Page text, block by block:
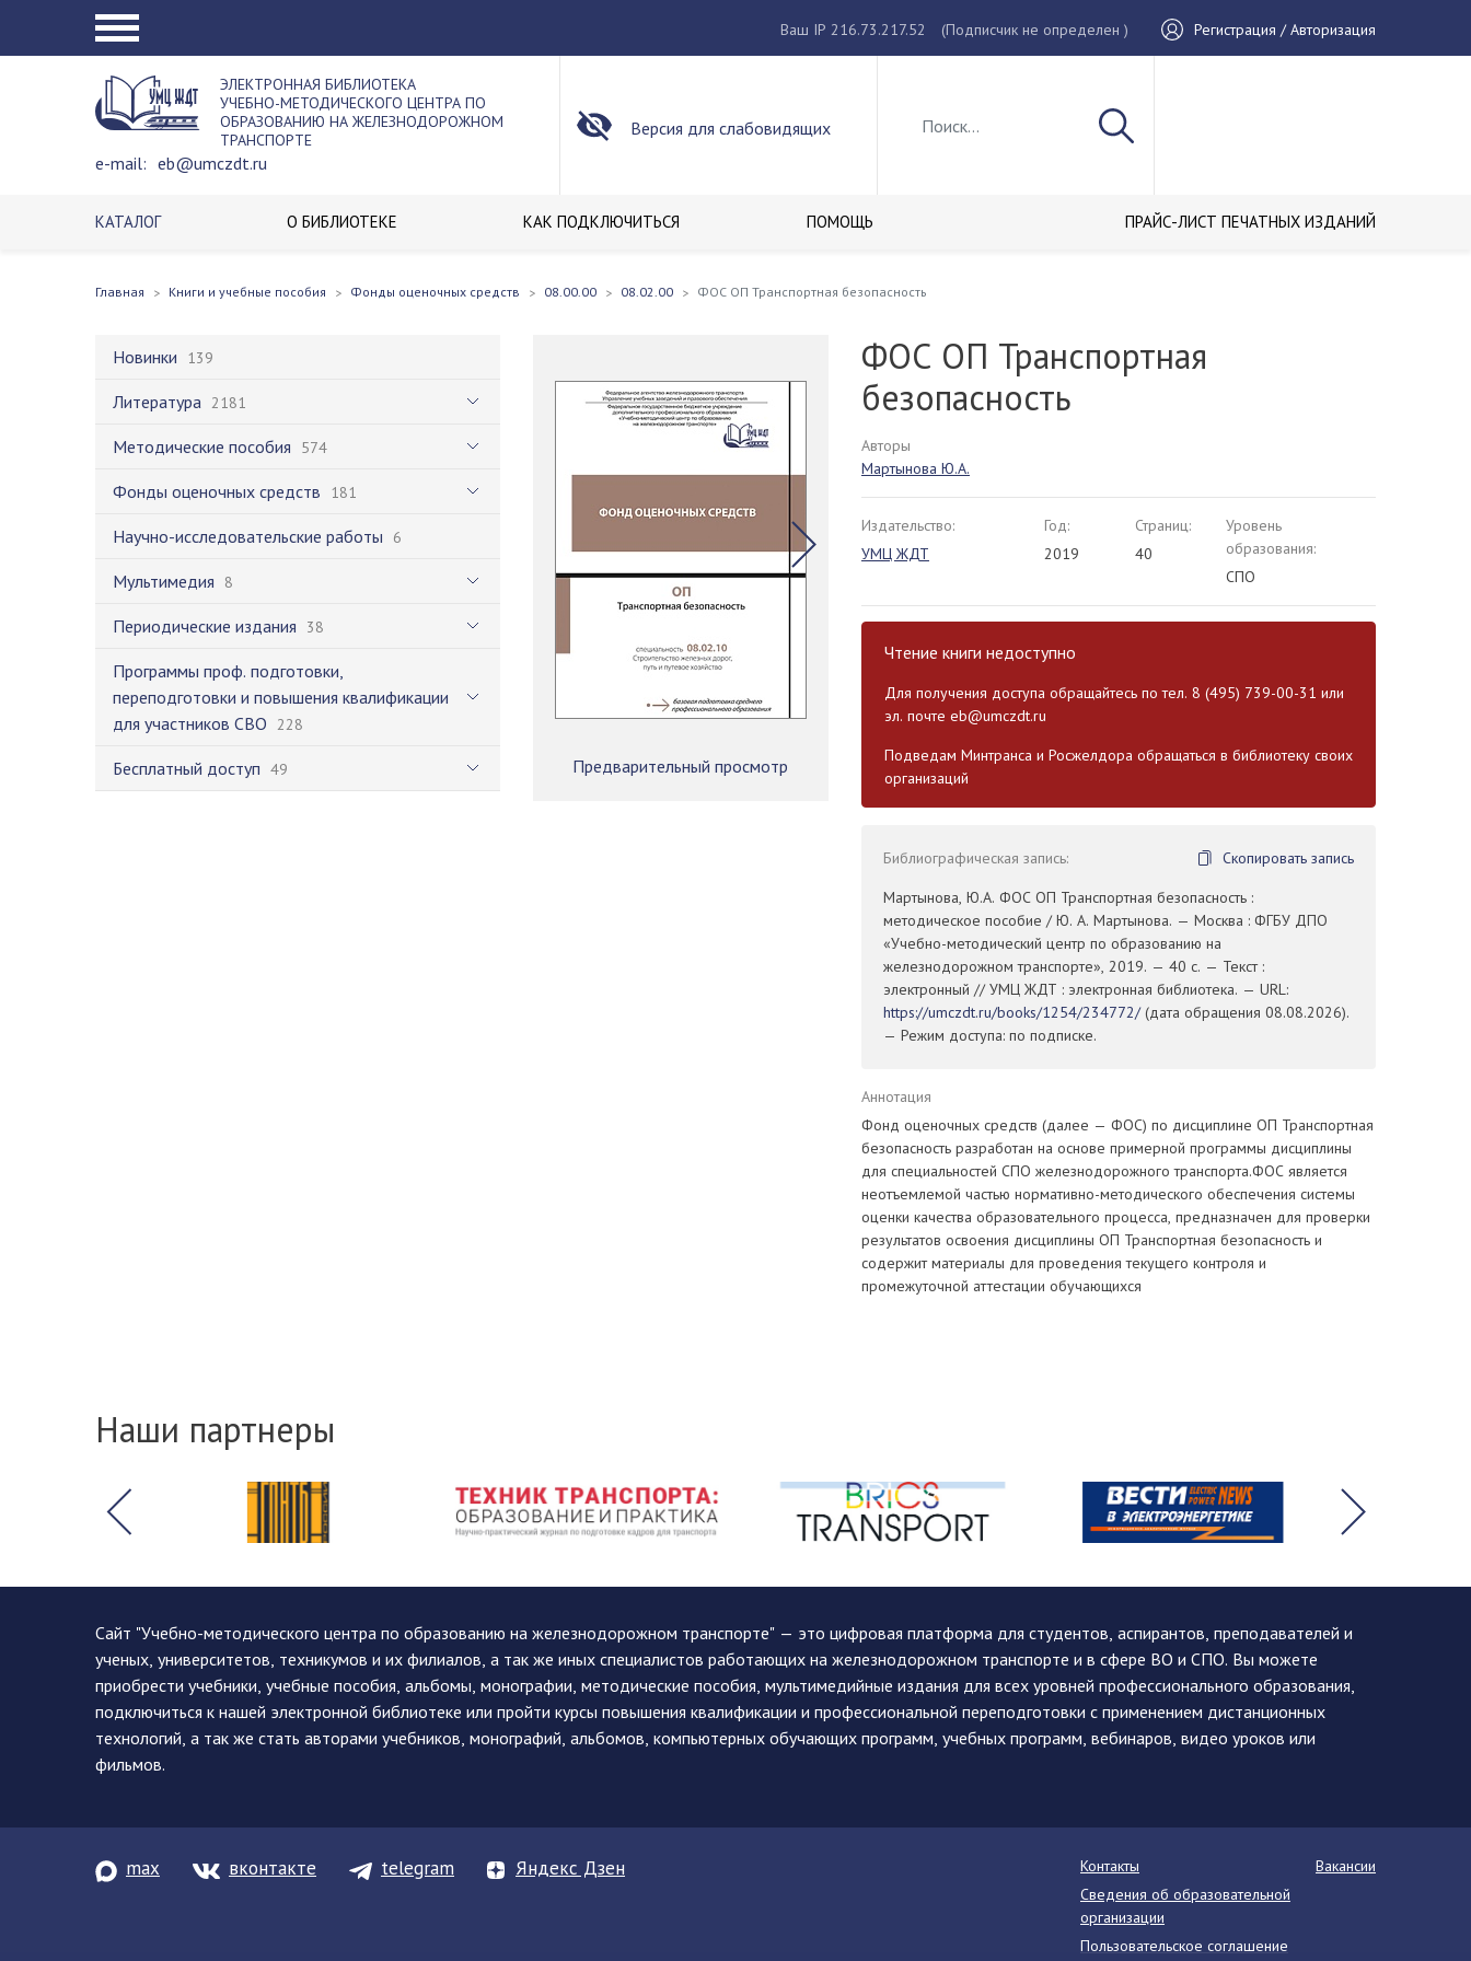
Ваш IP 216.73.217.52 (Подписчик не определен ) Регистрация / Авторизация
ЭЛЕКТРОННАЯ БИБЛИОТЕКА
УЧЕБНО-МЕТОДИЧЕСКОГО ЦЕНТРА ПО
ОБРАЗОВАНИЮ НА ЖЕЛЕЗНОДОРОЖНОМ
ТРАНСПОРТЕ
e-mail: eb@umczdt.ru
Версия для слабовидящих
КАТАЛОГ О БИБЛИОТЕКЕ КАК ПОДКЛЮЧИТЬСЯ ПОМОЩЬ ПРАЙС-ЛИСТ ПЕЧАТНЫХ ИЗДАНИЙ
Главная Книги и учебные пособия Фонды оценочных средств 08.00.00 08.02.00 ФОС ОП Транспортная безопасность
Новинки 139
Литература 2181
Методические пособия 574
Фонды оценочных средств 181
Научно-исследовательские работы 6
Мультимедия 8
Периодические издания 38
Программы проф. подготовки,
переподготовки и повышения квалификации
для участников СВО 228
Бесплатный доступ 49 Предварительный просмотр
ФОС ОП Транспортная
безопасность
Авторы
Мартынова Ю.А.
Издательство:
УМЦ ЖДТ
Год:
2019
Страниц:
40
Уровень
образования:
СПО
Чтение книги недоступно
Для получения доступа обращайтесь по тел. 8 (495) 739-00-31 или
эл. почте eb@umczdt.ru
Подведам Минтранса и Росжелдора обращаться в библиотеку своих
организаций
Библиографическая запись:
Скопировать запись
Мартынова, Ю.А. ФОС ОП Транспортная безопасность :
методическое пособие / Ю. А. Мартынова. — Москва : ФГБУ ДПО
«Учебно-методический центр по образованию на
железнодорожном транспорте», 2019. — 40 с. — Текст :
электронный // УМЦ ЖДТ : электронная библиотека. — URL:
https://umczdt.ru/books/1254/234772/(дата обращения 08.08.2026).
— Режим доступа: по подписке.
Аннотация
Фонд оценочных средств (далее — ФОС) по дисциплине ОП Транспортная
безопасность разработан на основе примерной программы дисциплины
для специальностей СПО железнодорожного транспорта.ФОС является
неотъемлемой частью нормативно-методического обеспечения системы
оценки качества образовательного процесса, предназначен для проверки
результатов освоения дисциплины ОП Транспортная безопасность и
содержит материалы для проведения текущего контроля и
промежуточной аттестации обучающихся
Наши партнеры
Сайт "Учебно-методического центра по образованию на железнодорожном транспорте" — это цифровая платформа для студентов, аспирантов, преподавателей и
ученых, университетов, техникумов и их филиалов, а так же иных специалистов работающих на железнодорожном транспорте и в сфере ВО и СПО. Вы можете
приобрести учебники, учебные пособия, альбомы, монографии, методические пособия, мультимедийные издания для всех уровней профессионального образования,
подключиться к нашей электронной библиотеке или пройти курсы повышения квалификации и профессиональной переподготовки с применением дистанционных
технологий, а так же стать авторами учебников, монографий, альбомов, компьютерных обучающих программ, учебных программ, вебинаров, видео уроков или
фильмов.
max вконтакте telegram Яндекс Дзен Контакты
Вакансии
Сведения об образовательной
организации
Пользовательское соглашение